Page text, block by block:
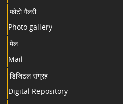
फोटो गैलरी
Photo gallery
मेल
Mail
डिजिटल संग्रह
Digital Repository